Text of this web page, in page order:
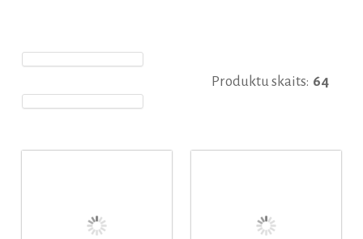
Produktu skaits: 64